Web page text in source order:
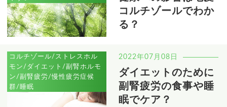
コルチゾールでわか
る？
コルチゾール/ストレスホル
モン/ダイエット/副腎ホルモ
ン/副腎疲労/慢性疲労症候
群/睡眠
2022年07月08日
ダイエットのために
副腎疲労の食事や睡
眠でケア？